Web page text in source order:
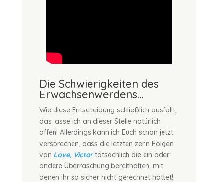
Die Schwierigkeiten des
Erwachsenwerdens…
Wie diese Entscheidung schließlich ausfällt,
das lasse ich an dieser Stelle natürlich
offen! Allerdings kann ich Euch schon jetzt
versprechen, dass die letzten zehn Folgen
von Love, Victortatsächlich die ein oder
andere Überraschung bereithalten, mit
denen ihr so sicher nicht gerechnet hättet!